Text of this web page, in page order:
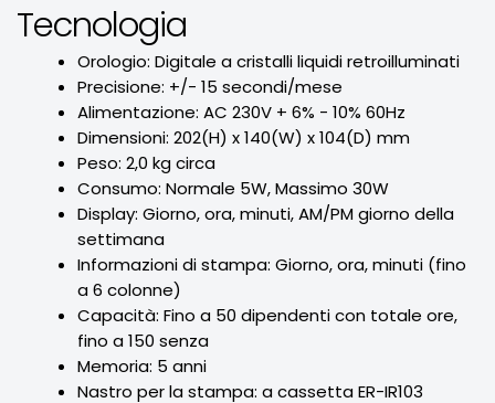
Tecnologia
Orologio: Digitale a cristalli liquidi retroilluminati
Precisione: +/- 15 secondi/mese
Alimentazione: AC 230V + 6% - 10% 60Hz
Dimensioni: 202(H) x 140(W) x 104(D) mm
Peso: 2,0 kg circa
Consumo: Normale 5W, Massimo 30W
Display: Giorno, ora, minuti, AM/PM giorno della
settimana
Informazioni di stampa: Giorno, ora, minuti (fino
a 6 colonne)
Capacità: Fino a 50 dipendenti con totale ore,
fino a 150 senza
Memoria: 5 anni
Nastro per la stampa: a cassetta ER-IR103